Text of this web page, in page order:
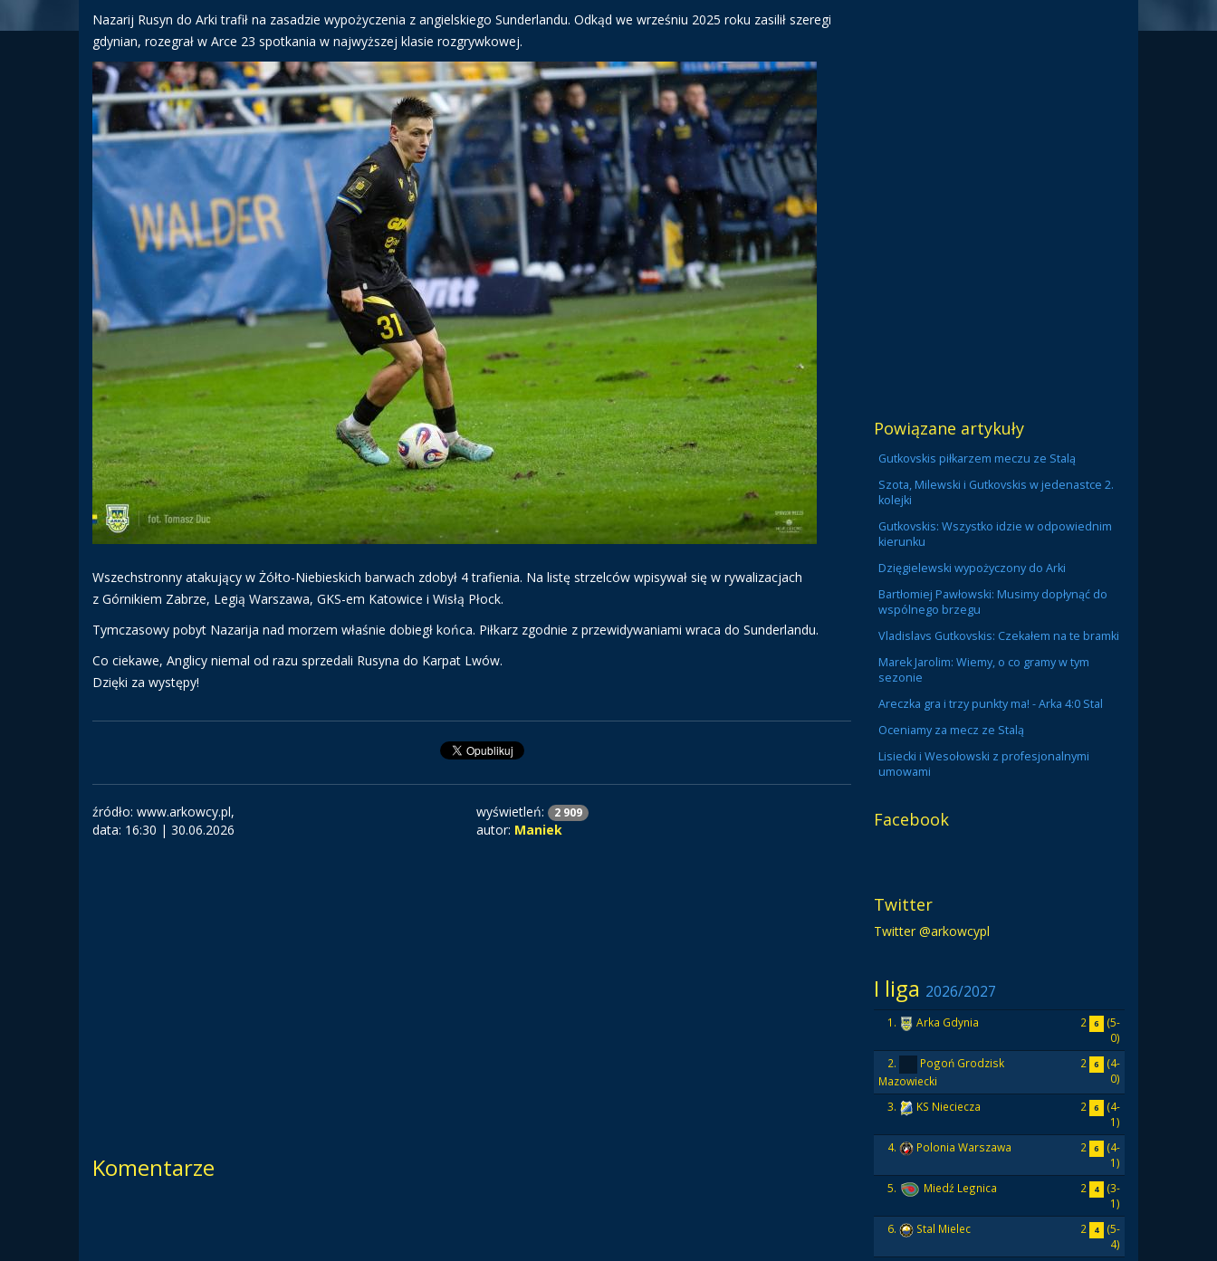
Nazarij Rusyn do Arki trafił na zasadzie wypożyczenia z angielskiego Sunderlandu. Odkąd we wrześniu 2025 roku zasilił szeregi
gdynian, rozegrał w Arce 23 spotkania w najwyższej klasie rozgrywkowej.
Wszechstronny atakujący w Żółto-Niebieskich barwach zdobył 4 trafienia. Na listę strzelców wpisywał się w rywalizacjach
z Górnikiem Zabrze, Legią Warszawa, GKS-em Katowice i Wisłą Płock.
Tymczasowy pobyt Nazarija nad morzem właśnie dobiegł końca. Piłkarz zgodnie z przewidywaniami wraca do Sunderlandu.
Co ciekawe, Anglicy niemal od razu sprzedali Rusyna do Karpat Lwów.
Dzięki za występy!
źródło: www.arkowcy.pl,
data: 16:30 | 30.06.2026
wyświetleń: 2 909
autor: Maniek
Komentarze
Powiązane artykuły
Gutkovskis piłkarzem meczu ze Stalą
Szota, Milewski i Gutkovskis w jedenastce 2.
kolejki
Gutkovskis: Wszystko idzie w odpowiednim
kierunku
Dzięgielewski wypożyczony do Arki
Bartłomiej Pawłowski: Musimy dopłynąć do
wspólnego brzegu
Vladislavs Gutkovskis: Czekałem na te bramki
Marek Jarolim: Wiemy, o co gramy w tym
sezonie
Areczka gra i trzy punkty ma! - Arka 4:0 Stal
Oceniamy za mecz ze Stalą
Lisiecki i Wesołowski z profesjonalnymi
umowami
Facebook
Twitter
Twitter @arkowcypl
I liga 2026/2027
1. Arka Gdynia 2 6
(5-
0)
2.
Pogoń Grodzisk
Mazowiecki
2 6
(4-
0)
3.
KS Nieciecza 2 6
(4-
1)
4.
Polonia Warszawa 2 6
(4-
1)
5.
Miedź Legnica 2 4
(3-
1)
6.
Stal Mielec 2 4
(5-
4)